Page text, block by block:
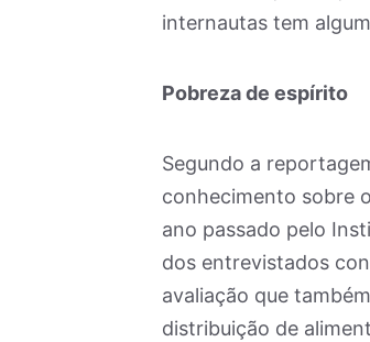
internautas tem
Pobreza de espírito
Segundo a
conhecimento sobre
ano passado pelo
dos entrevistados
avaliação que
distribuição de